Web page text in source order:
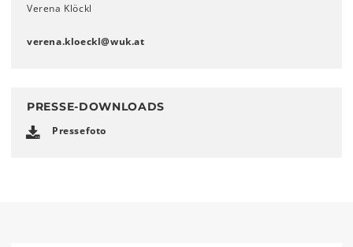
Verena Klöckl
verena.kloeckl@wuk.at
PRESSE-DOWNLOADS
Pressefoto